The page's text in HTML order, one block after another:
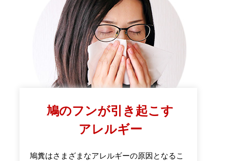
鳩のフンが引き起こす
アレルギー
鳩糞はさまざまなアレルギーの原因となるこ